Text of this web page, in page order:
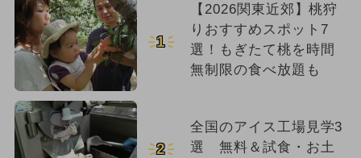
1
【2026関東近郊】桃狩
りおすすめスポット7
選！もぎたて桃を時間
無制限の食べ放題も
2
全国のアイス工場見学3
選 無料＆試食・お土